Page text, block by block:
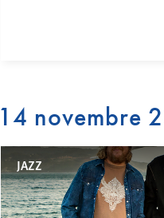
14 novembre
JAZZ